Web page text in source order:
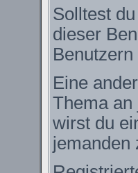
Solltest
dieser
Eine
Thema an
wirst du
jemanden